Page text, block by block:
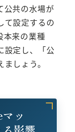
公共の水場が
て設定するの
本来の業種
設定し、「公
しょう。
ッ